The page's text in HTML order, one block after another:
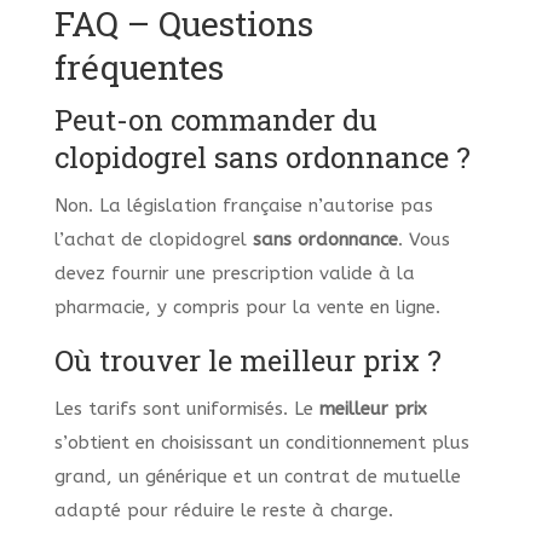
FAQ – Questions
fréquentes
Peut-on commander du
clopidogrel sans ordonnance ?
Non. La législation française n’autorise pas
l’achat de clopidogrel sans ordonnance. Vous
devez fournir une prescription valide à la
pharmacie, y compris pour la vente en ligne.
Où trouver le meilleur prix ?
Les tarifs sont uniformisés. Le meilleur prix
s’obtient en choisissant un conditionnement plus
grand, un générique et un contrat de mutuelle
adapté pour réduire le reste à charge.